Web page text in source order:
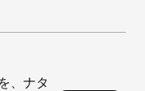
、ナタ